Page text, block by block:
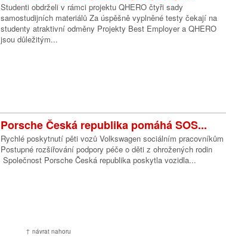
Studenti obdrželi v rámci projektu QHERO čtyři sady
samostudijních materiálů Za úspěšně vyplněné testy čekají na
studenty atraktivní odměny Projekty Best Employer a QHERO
jsou důležitým...
Porsche Česká republika pomáhá SOS...
Rychlé poskytnutí pěti vozů Volkswagen sociálním pracovníkům
Postupné rozšiřování podpory péče o děti z ohrožených rodin
Společnost Porsche Česká republika poskytla vozidla...
↑ návrat nahoru